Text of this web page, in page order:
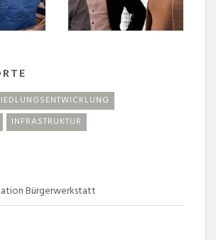
INFRASTRUKTUR
Bürgerwerkstatt